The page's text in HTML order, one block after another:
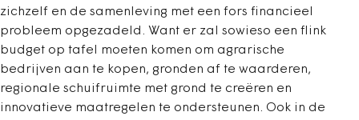
zichzelf en de samenleving met een fors financieel
probleem opgezadeld. Want er zal sowieso een flink
budget op tafel moeten komen om agrarische
bedrijven aan te kopen, gronden af te waarderen,
regionale schuifruimte met grond te creëren en
innovatieve maatregelen te ondersteunen. Ook in de